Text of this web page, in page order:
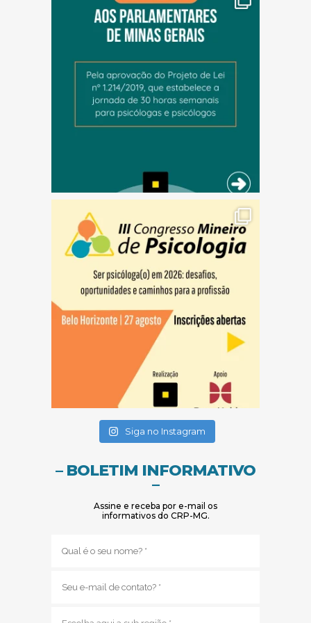
Siga no Instagram
– BOLETIM INFORMATIVO
–
Assine e receba por e-mail os
informativos do CRP-MG.
mail
região